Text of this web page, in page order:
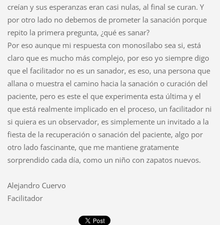
creían y sus esperanzas eran casi nulas, al final se curan. Y
por otro lado no debemos de prometer la sanación porque
repito la primera pregunta, ¿qué es sanar?
Por eso aunque mi respuesta con monosílabo sea si, está
claro que es mucho más complejo, por eso yo siempre digo
que el facilitador no es un sanador, es eso, una persona que
allana o muestra el camino hacia la sanación o curación del
paciente, pero es este el que experimenta esta última y el
que está realmente implicado en el proceso, un facilitador ni
si quiera es un observador, es simplemente un invitado a la
fiesta de la recuperación o sanación del paciente, algo por
otro lado fascinante, que me mantiene gratamente
sorprendido cada día, como un niño con zapatos nuevos.
Alejandro Cuervo
Facilitador